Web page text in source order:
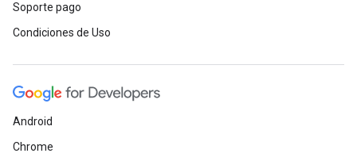
Soporte pago
Condiciones de Uso
Android
Chrome